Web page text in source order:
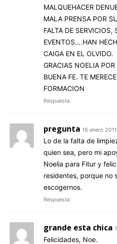
MALQUEHACER
MALA PRENSA POR
FALTA DE SERVICIOS,
EVENTOS….HAN
CAIGA EN EL OLVIDO.
GRACIAS NOELIA
BUENA FE. TE
FORMACION
Respuesta
pregunta 16 enero
Lo de la falta de
quien sea, pero mi
Noelia para Fitur y
residentes, porque no
escogernos.
Respuesta
grande esta chica
Felicidades, Noe.